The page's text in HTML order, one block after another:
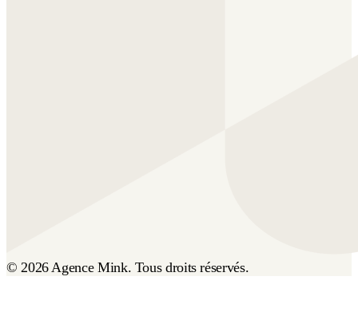
© 2026 Agence Mink. Tous droits réservés.